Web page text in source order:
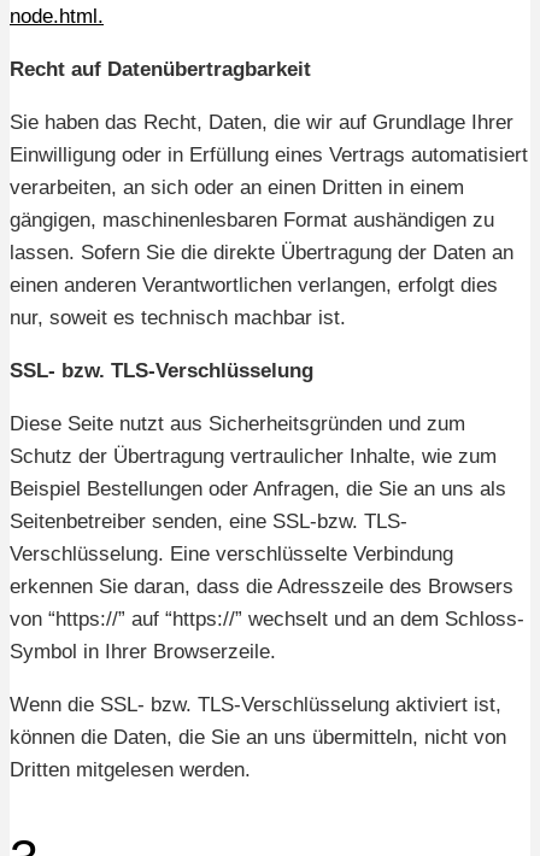
node.html.
Recht auf Datenübertragbarkeit
Sie haben das Recht, Daten, die wir auf Grundlage Ihrer
Einwilligung oder in Erfüllung eines Vertrags automatisiert
verarbeiten, an sich oder an einen Dritten in einem
gängigen, maschinenlesbaren Format aushändigen zu
lassen. Sofern Sie die direkte Übertragung der Daten an
einen anderen Verantwortlichen verlangen, erfolgt dies
nur, soweit es technisch machbar ist.
SSL- bzw. TLS-Verschlüsselung
Diese Seite nutzt aus Sicherheitsgründen und zum
Schutz der Übertragung vertraulicher Inhalte, wie zum
Beispiel Bestellungen oder Anfragen, die Sie an uns als
Seitenbetreiber senden, eine SSL-bzw. TLS-
Verschlüsselung. Eine verschlüsselte Verbindung
erkennen Sie daran, dass die Adresszeile des Browsers
von “https://” auf “https://” wechselt und an dem Schloss-
Symbol in Ihrer Browserzeile.
Wenn die SSL- bzw. TLS-Verschlüsselung aktiviert ist,
können die Daten, die Sie an uns übermitteln, nicht von
Dritten mitgelesen werden.